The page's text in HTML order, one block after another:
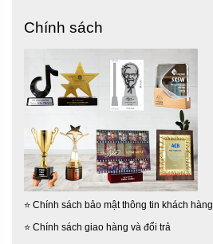
Chính sách
⭐ Chính sách bảo mật thông tin khách hàng
⭐ Chính sách giao hàng và đổi trả